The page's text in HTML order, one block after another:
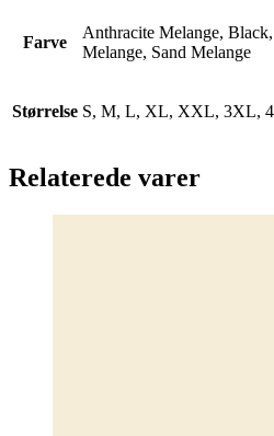
Farve
Anthracite Melange,
Melange, Sand Melange
Størrelse S, M, L, XL, XXL, 3XL,
Relaterede varer